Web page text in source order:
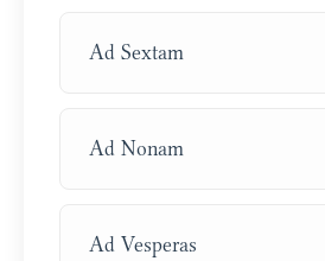
Ad Sextam
Ad Nonam
Ad Vesperas